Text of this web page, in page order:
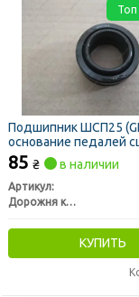
Подшипник ШСП25
основание педалей
торм. МАЗ (ДК)
85 ₴ в наличии
Артикул:
Дорожня карта
КУПИТЬ